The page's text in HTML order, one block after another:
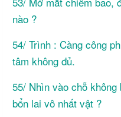
nào ?
54/ Trình : Càng công
tâm không đủ.
55/ Nhìn vào chỗ
bổn lai vô nhất vật ?